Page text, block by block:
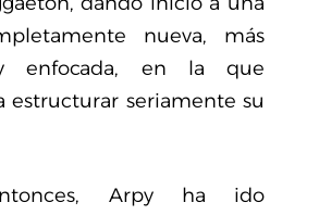
nueva, más
enfocada, en la que
estructurar seriamente su
Arpy ha ido